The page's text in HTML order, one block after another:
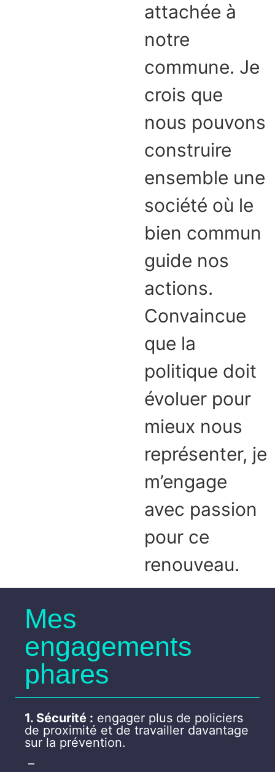
attachée à
notre
commune. Je
crois que
nous pouvons
construire
ensemble une
société où le
bien commun
guide nos
actions.
Convaincue
que la
politique doit
évoluer pour
mieux nous
représenter, je
m’engage
avec passion
pour ce
renouveau.
Mes
engagements
phares
1. Sécurité : engager plus de policiers
de proximité et de travailler davantage
sur la prévention.
–